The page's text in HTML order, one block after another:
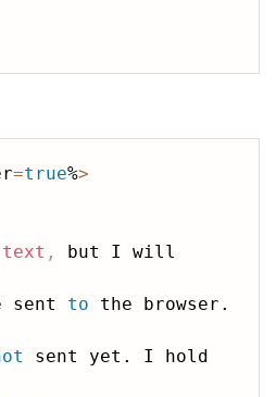
=true%>
text ,
but I will
sent to the browser.
sent yet. I hold